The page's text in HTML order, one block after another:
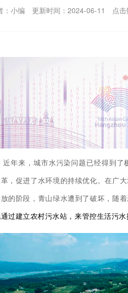
：小编 更新时间：2024-06-11 点
年来，城市水污染问题已经得到了
，促进了水环境的持续优化。在广
的阶段，青山绿水遭到了破坏，随
过建立农村污水站，来管控生活污